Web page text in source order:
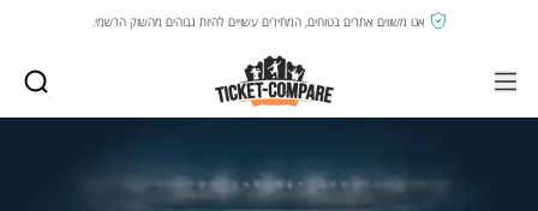
אנו משווים אתרים בטוחים, המחירים עשויים להיות גבוהים מהשוק הרשמי.